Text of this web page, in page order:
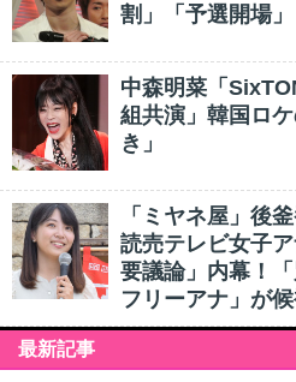
割」「予選開場」
中森明菜「
組共演」韓国ロ
き」
「ミヤネ屋」後
読売テレビ女子
要議論」内幕！
フリーアナ」が
最新記事